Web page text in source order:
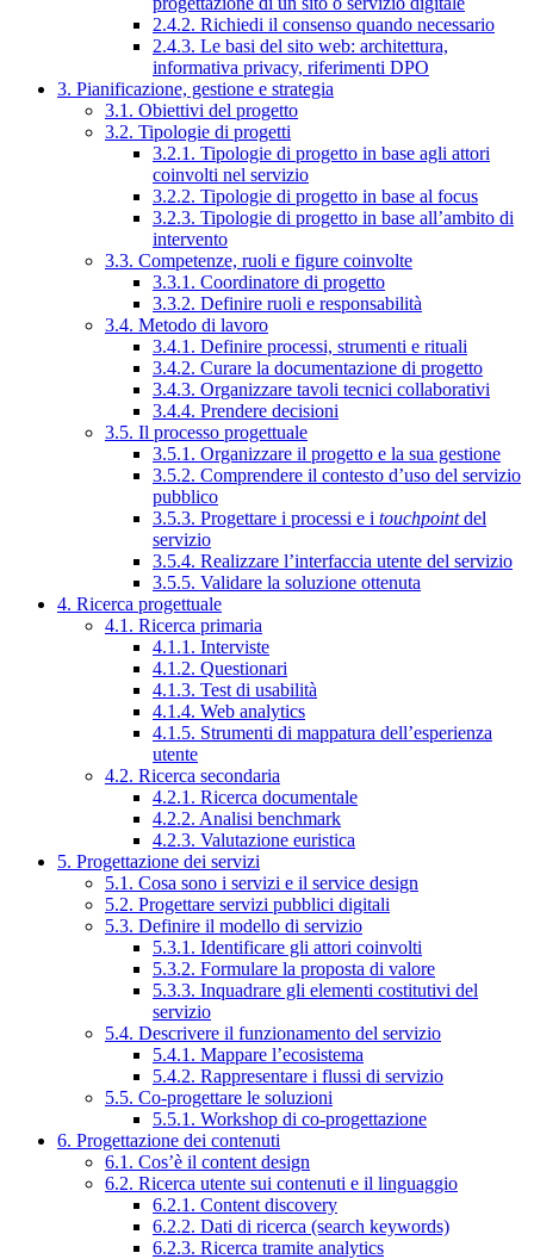
2.4.2. Richiedi il consenso quando necessario
2.4.3. Le basi del sito web: architettura,
informativa privacy, riferimenti DPO
3. Pianificazione, gestione e strategia
3.1. Obiettivi del progetto
3.2. Tipologie di progetti
3.2.1. Tipologie di progetto in base agli attori
coinvolti nel servizio
3.2.2. Tipologie di progetto in base al focus
3.2.3. Tipologie di progetto in base all’ambito di
intervento
3.3. Competenze, ruoli e figure coinvolte
3.3.1. Coordinatore di progetto
3.3.2. Definire ruoli e responsabilità
3.4. Metodo di lavoro
3.4.1. Definire processi, strumenti e rituali
3.4.2. Curare la documentazione di progetto
3.4.3. Organizzare tavoli tecnici collaborativi
3.4.4. Prendere decisioni
3.5. Il processo progettuale
3.5.1. Organizzare il progetto e la sua gestione
3.5.2. Comprendere il contesto d’uso del servizio
pubblico
3.5.3. Progettare i processi e i touchpointdel
servizio
3.5.4. Realizzare l’interfaccia utente del servizio
3.5.5. Validare la soluzione ottenuta
4. Ricerca progettuale
4.1. Ricerca primaria
4.1.1. Interviste
4.1.2. Questionari
4.1.3. Test di usabilità
4.1.4. Web analytics
4.1.5. Strumenti di mappatura dell’esperienza
utente
4.2. Ricerca secondaria
4.2.1. Ricerca documentale
4.2.2. Analisi benchmark
4.2.3. Valutazione euristica
5. Progettazione dei servizi
5.1. Cosa sono i servizi e il service design
5.2. Progettare servizi pubblici digitali
5.3. Definire il modello di servizio
5.3.1. Identificare gli attori coinvolti
5.3.2. Formulare la proposta di valore
5.3.3. Inquadrare gli elementi costitutivi del
servizio
5.4. Descrivere il funzionamento del servizio
5.4.1. Mappare l’ecosistema
5.4.2. Rappresentare i flussi di servizio
5.5. Co-progettare le soluzioni
5.5.1. Workshop di co-progettazione
6. Progettazione dei contenuti
6.1. Cos’è il content design
6.2. Ricerca utente sui contenuti e il linguaggio
6.2.1. Content discovery
6.2.2. Dati di ricerca (search keywords)
6.2.3. Ricerca tramite analytics